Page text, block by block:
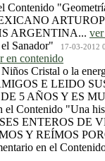
Contenido
ARGENTINA...
Sanador" 17-03-2012
en contenido
Cristal o la
E LEIDO
5 AÑOS Y ES
el Contenido "Una
ENTEROS DE
Y REÍMOS
en el